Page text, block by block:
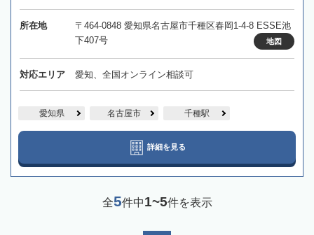
所在地
〒464-0848 愛知県名古屋市千種区春岡1-4-8 ESSE池
下407号
地図
対応エリア 愛知、全国オンライン相談可
愛知県 名古屋市 千種駅
詳細を見る
全5件中1~5件を表示